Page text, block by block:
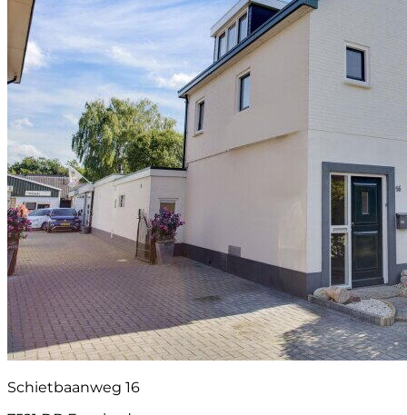
Schietbaanweg 16